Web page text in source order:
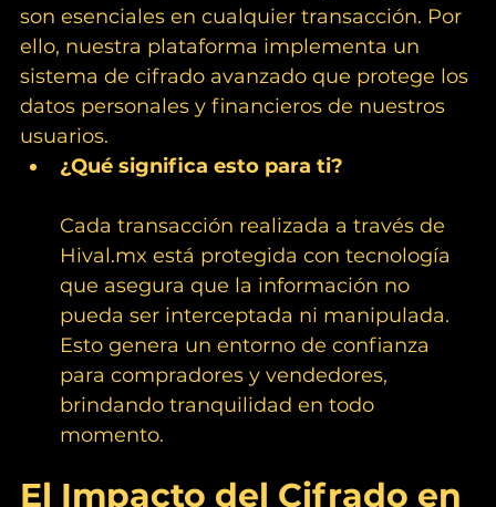
son esenciales en cualquier transacción. Por
ello, nuestra plataforma implementa un
sistema de cifrado avanzado que protege los
datos personales y financieros de nuestros
usuarios.
¿Qué significa esto para ti?
Cada transacción realizada a través de
Hival.mx está protegida con tecnología
que asegura que la información no
pueda ser interceptada ni manipulada.
Esto genera un entorno de confianza
para compradores y vendedores,
brindando tranquilidad en todo
momento.
El Impacto del Cifrado en